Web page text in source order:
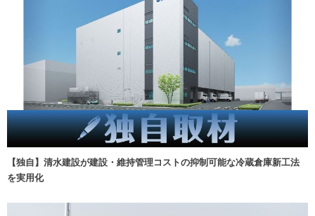
【独自】清水建設が建設・維持管理コストの抑制可能な冷蔵倉庫新工法
を実用化